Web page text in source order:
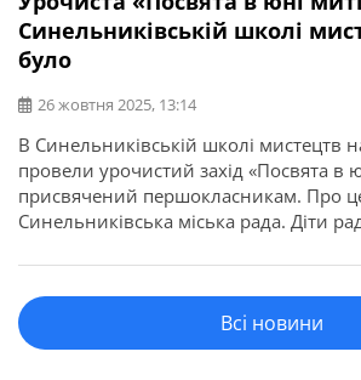
Синельниківській школі
було
26 жовтня 2025, 13:14
В Синельниківській школі мистецтв
провели урочистий захід «Посвята в
присвячений першокласникам. Про
Синельниківська міська рада. Діти
хореографічному та
програма заходу зацікавила
різноманітним звучанням музичних
вокалу та хореографії. І створила
Всі новини